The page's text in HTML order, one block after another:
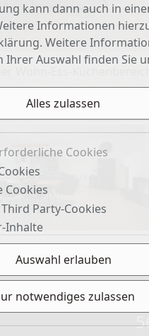
Wohn-Ess-Küchenbereich
kann dann auch in
Informationen
Weitere
Ihrer Auswahl finden Sie
Cookies
Cookies
Party-Cookies
Inhalte